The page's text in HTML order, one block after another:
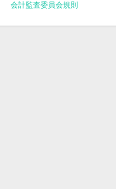
会計監査委員会規則